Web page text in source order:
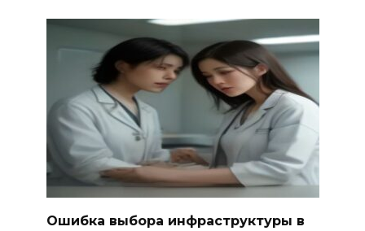
Ошибка выбора инфраструктуры в